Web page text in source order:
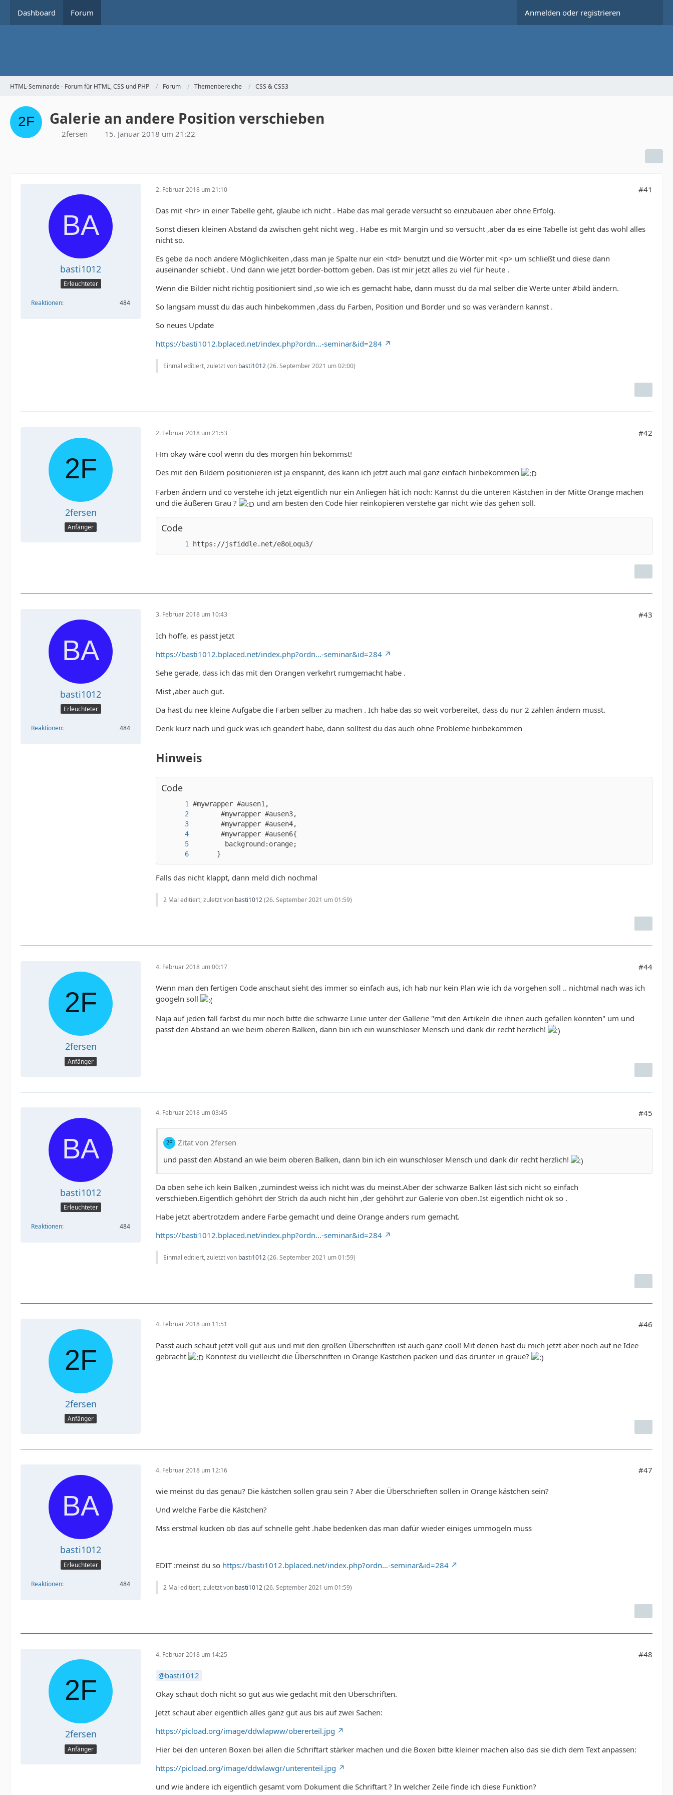
Dashboard Forum Anmelden oder registrieren
HTML-Seminar.de - Forum für HTML, CSS und PHP Forum Themenbereiche CSS & CSS3
Galerie an andere Position verschieben
2fersen 15. Januar 2018 um 21:22
basti1012
Erleuchteter
Reaktionen 484
2. Februar 2018 um 21:10 #41
Das mit <hr> in einer Tabelle geht, glaube ich nicht . Habe das mal gerade versucht so einzubauen aber ohne Erfolg.
Sonst diesen kleinen Abstand da zwischen geht nicht weg . Habe es mit Margin und so versucht ,aber da es eine Tabelle ist geht das wohl alles
nicht so.
Es gebe da noch andere Möglichkeiten ,dass man je Spalte nur ein <td> benutzt und die Wörter mit <p> um schließt und diese dann
auseinander schiebt . Und dann wie jetzt border-bottom geben. Das ist mir jetzt alles zu viel für heute .
Wenn die Bilder nicht richtig positioniert sind ,so wie ich es gemacht habe, dann musst du da mal selber die Werte unter #bild ändern.
So langsam musst du das auch hinbekommen ,dass du Farben, Position und Border und so was verändern kannst .
So neues Update
https://basti1012.bplaced.net/index.php?ordn…-seminar&id=284
Einmal editiert, zuletzt von basti1012(26. September 2021 um 02:00)
2fersen
Anfänger
2. Februar 2018 um 21:53 #42
Hm okay wäre cool wenn du des morgen hin bekommst!
Des mit den Bildern positionieren ist ja enspannt, des kann ich jetzt auch mal ganz einfach hinbekommen
Farben ändern und co verstehe ich jetzt eigentlich nur ein Anliegen hät ich noch: Kannst du die unteren Kästchen in der Mitte Orange machen
und die äußeren Grau ?
und am besten den Code hier reinkopieren verstehe gar nicht wie das gehen soll.
Code
https://jsfiddle.net/e8oLoqu3/
basti1012
Erleuchteter
Reaktionen 484
3. Februar 2018 um 10:43 #43
Ich hoffe, es passt jetzt
https://basti1012.bplaced.net/index.php?ordn…-seminar&id=284
Sehe gerade, dass ich das mit den Orangen verkehrt rumgemacht habe .
Mist ,aber auch gut.
Da hast du nee kleine Aufgabe die Farben selber zu machen . Ich habe das so weit vorbereitet, dass du nur 2 zahlen ändern musst.
Denk kurz nach und guck was ich geändert habe, dann solltest du das auch ohne Probleme hinbekommen
Hinweis
Code
      }
Falls das nicht klappt, dann meld dich nochmal
2 Mal editiert, zuletzt von basti1012(26. September 2021 um 01:59)
2fersen
Anfänger
4. Februar 2018 um 00:17 #44
Wenn man den fertigen Code anschaut sieht des immer so einfach aus, ich hab nur kein Plan wie ich da vorgehen soll .. nichtmal nach was ich
googeln soll
Naja auf jeden fall färbst du mir noch bitte die schwarze Linie unter der Gallerie "mit den Artikeln die ihnen auch gefallen könnten" um und
passt den Abstand an wie beim oberen Balken, dann bin ich ein wunschloser Mensch und dank dir recht herzlich!
basti1012
Erleuchteter
Reaktionen 484
4. Februar 2018 um 03:45 #45
Zitat von 2fersen
und passt den Abstand an wie beim oberen Balken, dann bin ich ein wunschloser Mensch und dank dir recht herzlich!
Da oben sehe ich kein Balken ,zumindest weiss ich nicht was du meinst.Aber der schwarze Balken läst sich nicht so einfach
verschieben.Eigentlich gehöhrt der Strich da auch nicht hin ,der gehöhrt zur Galerie von oben.Ist eigentlich nicht ok so .
Habe jetzt abertrotzdem andere Farbe gemacht und deine Orange anders rum gemacht.
https://basti1012.bplaced.net/index.php?ordn…-seminar&id=284
Einmal editiert, zuletzt von basti1012(26. September 2021 um 01:59)
2fersen
Anfänger
4. Februar 2018 um 11:51 #46
Passt auch schaut jetzt voll gut aus und mit den großen Überschriften ist auch ganz cool! Mit denen hast du mich jetzt aber noch auf ne Idee
gebracht
Könntest du vielleicht die Überschriften in Orange Kästchen packen und das drunter in graue?
basti1012
Erleuchteter
Reaktionen 484
4. Februar 2018 um 12:16 #47
wie meinst du das genau? Die kästchen sollen grau sein ? Aber die Überschrieften sollen in Orange kästchen sein?
Und welche Farbe die Kästchen?
Mss erstmal kucken ob das auf schnelle geht .habe bedenken das man dafür wieder einiges ummogeln muss
EDIT :meinst du so https://basti1012.bplaced.net/index.php?ordn…-seminar&id=284
2 Mal editiert, zuletzt von basti1012(26. September 2021 um 01:59)
2fersen
Anfänger
4. Februar 2018 um 14:25 #48
basti1012
Okay schaut doch nicht so gut aus wie gedacht mit den Überschriften.
Jetzt schaut aber eigentlich alles ganz gut aus bis auf zwei Sachen:
https://picload.org/image/ddwlapww/obererteil.jpg
Hier bei den unteren Boxen bei allen die Schriftart stärker machen und die Boxen bitte kleiner machen also das sie dich dem Text anpassen:
https://picload.org/image/ddwlawgr/unterenteil.jpg
und wie ändere ich eigentlich gesamt vom Dokument die Schriftart ? In welcher Zeile finde ich diese Funktion?